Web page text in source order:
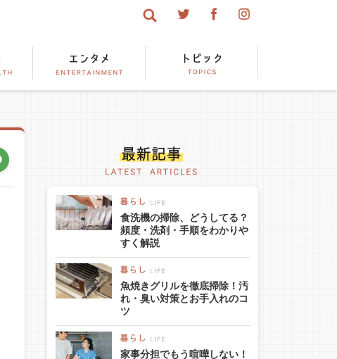
食洗機の掃除、どうしてる？
頻度・洗剤・手順をわかりや
すく解説
魚焼きグリルを徹底掃除！汚
れ・臭い対策とお手入れのコ
ツ
家事分担でもう喧嘩しない！